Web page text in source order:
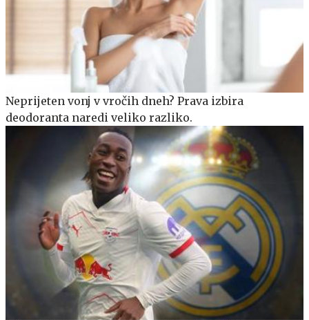
Neprijeten vonj v vročih dneh? Prava izbira
deodoranta naredi veliko razliko.